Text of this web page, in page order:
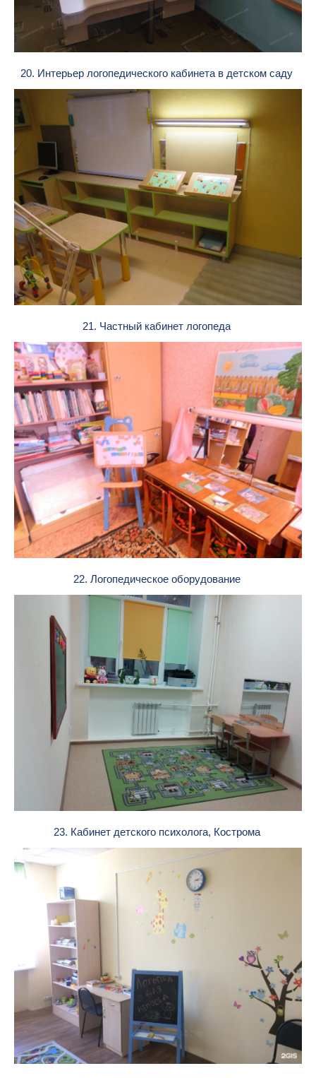
20. Интерьер логопедического кабинета в детском саду
21. Частный кабинет логопеда
22. Логопедическое оборудование
23. Кабинет детского психолога, Кострома